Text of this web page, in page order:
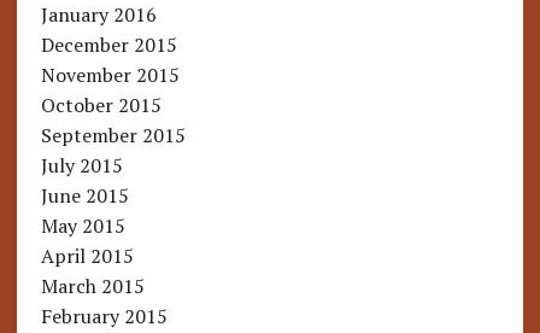
January 2016
December 2015
November 2015
October 2015
September 2015
July 2015
June 2015
May 2015
April 2015
March 2015
February 2015